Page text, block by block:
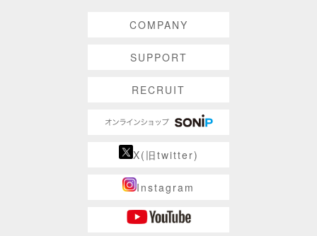
COMPANY
SUPPORT
RECRUIT
X(旧twitter)
Instagram